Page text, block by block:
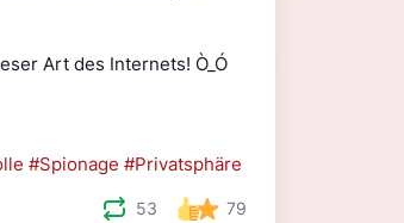
Art des Internets! Ò_Ó
#Spionage #Privatsphäre
53 79